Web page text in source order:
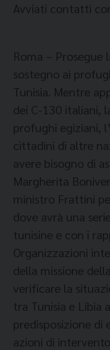
Avviati contatti
Roma – Prosegue
sostegno ai
Tunisia. Mentre
dei C-130 italiani,
profughi egiziani,
cittadini di altre
avere bisogno di
Margherita
ministro Frattini
dove avrà una
tunisine e con i
Organizzazioni
della missione
verificare la
tra Tunisia e Libia
predisposizione
azioni di